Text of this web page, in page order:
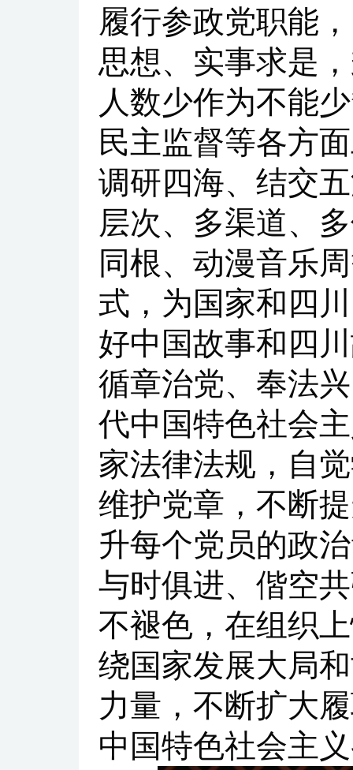
履行参政党职能
思想、实事求是
人数少作为不能
民主监督等各方
调研四海、结交
层次、多渠道、
同根、动漫音乐
式，为国家和四
好中国故事和四
循章治党、奉法
代中国特色社会
家法律法规，自
维护党章，不断
升每个党员的政
与时俱进、偕空
不褪色，在组织
绕国家发展大局
力量，不断扩大
中国特色社会主